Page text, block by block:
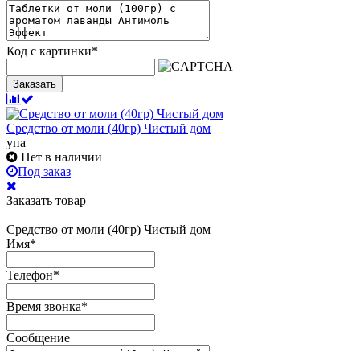
Код с картинки*
Заказать
Средство от моли (40гр) Чистый дом
упа
Нет в наличии
Под заказ
Заказать товар
Средство от моли (40гр) Чистый дом
Имя*
Телефон*
Время звонка*
Сообщение